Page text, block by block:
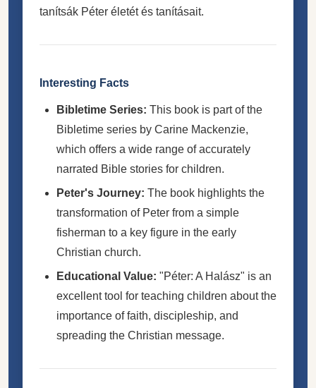
tanítsák Péter életét és tanításait.
Interesting Facts
Bibletime Series: This book is part of the
Bibletime series by Carine Mackenzie,
which offers a wide range of accurately
narrated Bible stories for children.
Peter's Journey: The book highlights the
transformation of Peter from a simple
fisherman to a key figure in the early
Christian church.
Educational Value: "Péter: A Halász" is an
excellent tool for teaching children about the
importance of faith, discipleship, and
spreading the Christian message.